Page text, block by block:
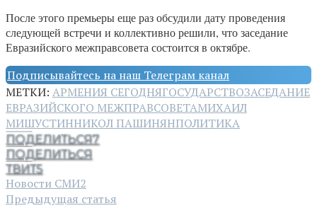
После этого премьеры еще раз обсудили дату проведения
следующей встречи и коллективно решили, что заседание
Евразийского межправсовета состоится в октябре.
Подписывайтесь на наш Телеграм канал
МЕТКИ: АРМЕНИЯ СЕГОДНЯГОСУДАРСТВОЗАСЕДАНИЕ
ЕВРАЗИЙСКОГО МЕЖПРАВСОВЕТАМИХАИЛ
МИШУСТИННИКОЛ ПАШИНЯНПОЛИТИКА
ПОДЕЛИТЬСЯ7
ПОДЕЛИТЬСЯ
ТВИТ5
Новости СМИ2
Предыдущая статья